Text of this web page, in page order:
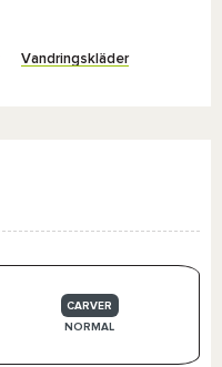
Vandringskläder
CARVER
NORMAL